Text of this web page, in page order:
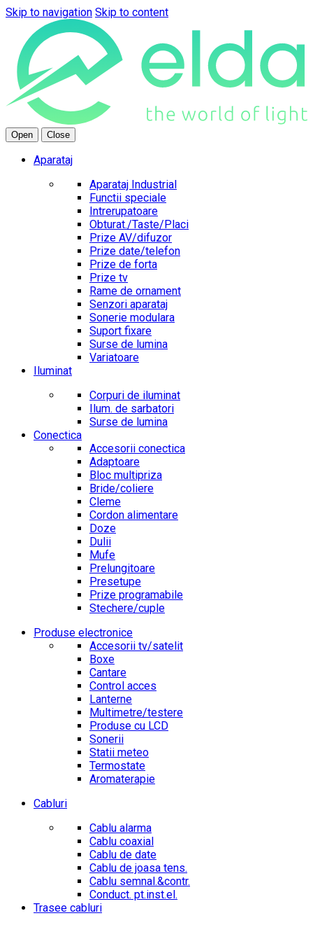
Skip to navigation Skip to content
Open Close
Aparataj
Aparataj Industrial
Functii speciale
Intrerupatoare
Obturat./Taste/Placi
Prize AV/difuzor
Prize date/telefon
Prize de forta
Prize tv
Rame de ornament
Senzori aparataj
Sonerie modulara
Suport fixare
Surse de lumina
Variatoare
Iluminat
Corpuri de iluminat
Ilum. de sarbatori
Surse de lumina
Conectica
Accesorii conectica
Adaptoare
Bloc multipriza
Bride/coliere
Cleme
Cordon alimentare
Doze
Dulii
Mufe
Prelungitoare
Presetupe
Prize programabile
Stechere/cuple
Produse electronice
Accesorii tv/satelit
Boxe
Cantare
Control acces
Lanterne
Multimetre/testere
Produse cu LCD
Sonerii
Statii meteo
Termostate
Aromaterapie
Cabluri
Cablu alarma
Cablu coaxial
Cablu de date
Cablu de joasa tens.
Cablu semnal.&contr.
Conduct. pt.inst.el.
Trasee cabluri